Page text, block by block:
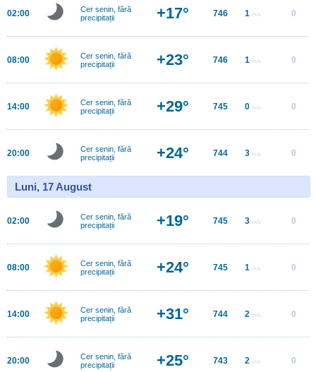
02:00
Cer senin, fără
precipitații
+17° 746 1 m/s 0
08:00
Cer senin, fără
precipitații
+23° 746 1 m/s 0
14:00
Cer senin, fără
precipitații
+29° 745 0 m/s 0
20:00
Cer senin, fără
precipitații
+24° 744 3 m/s 0
Luni, 17 August
02:00
Cer senin, fără
precipitații
+19° 745 3 m/s 0
08:00
Cer senin, fără
precipitații
+24° 745 1 m/s 0
14:00
Cer senin, fără
precipitații
+31° 744 2 m/s 0
20:00
Cer senin, fără
precipitații
+25° 743 2 m/s 0